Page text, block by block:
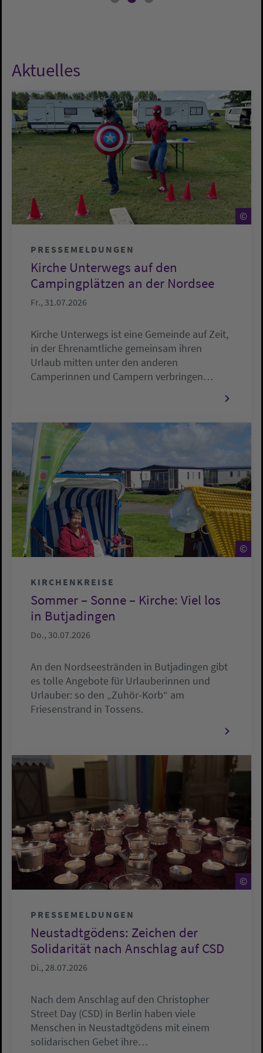
Aktuelles
©
©
PRESSEMELDUNGEN
Kirche Unterwegs auf den
Campingplätzen an der Nordsee
Fr., 31.07.2026
Kirche Unterwegs ist eine Gemeinde auf Zeit,
in der Ehrenamtliche gemeinsam ihren
Urlaub mitten unter den anderen
Camperinnen und Campern verbringen…
©
©
KIRCHENKREISE
Sommer – Sonne – Kirche: Viel los
in Butjadingen
Do., 30.07.2026
An den Nordseestränden in Butjadingen gibt
es tolle Angebote für Urlauberinnen und
Urlauber: so den „Zuhör-Korb“ am
Friesenstrand in Tossens.
©
©
PRESSEMELDUNGEN
Neustadtgödens: Zeichen der
Solidarität nach Anschlag auf CSD
Di., 28.07.2026
Nach dem Anschlag auf den Christopher
Street Day (CSD) in Berlin haben viele
Menschen in Neustadtgödens mit einem
solidarischen Gebet ihre…